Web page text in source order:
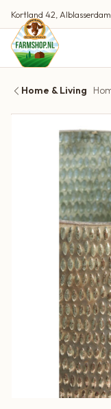
Kortland 42, Alblasserdam
Home & Living